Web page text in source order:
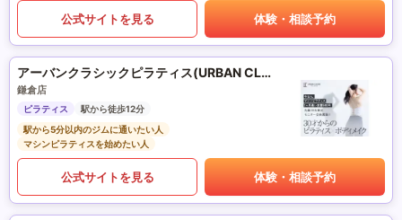
公式サイトを見る 体験・相談予約
アーバンクラシックピラティス(URBAN CLASSIC PILATES)
鎌倉店
ピラティス
駅から徒歩12分
駅から5分以内のジムに通いたい人
マシンピラティスを始めたい人
公式サイトを見る 体験・相談予約